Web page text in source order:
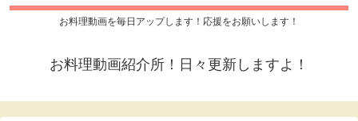
お料理動画を毎日アップします！応援をお願いします！
お料理動画紹介所！日々更新しますよ！